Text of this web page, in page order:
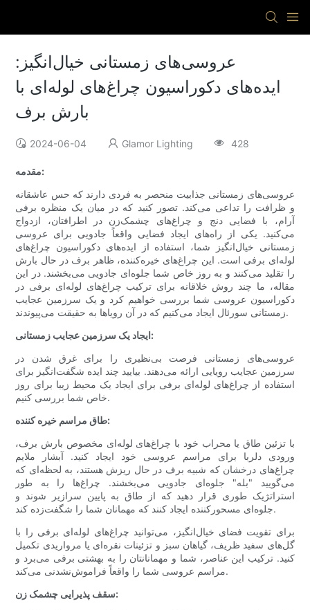
عروسی‌های زمستانی خیال‌انگیز:
ایده‌های دکوراسیون چراغ‌های لوله‌ای با
بارش برف
2024-06-04 Glamor Lighting 428
مقدمه:
عروسی‌های زمستانی جذابیت منحصر به فردی دارند که حس عاشقانه
و ظرافت را تداعی می‌کند. تصور کنید که در میان یک منظره برفی
آرام، با فضایی دنج و چراغ‌های چشمک‌زن در اطرافتان، ازدواج
می‌کنید. یکی از راه‌های ایجاد فضایی واقعاً جادویی برای عروسی
زمستانی خیال‌انگیز شما، استفاده از ایده‌های دکوراسیون چراغ‌های
لوله‌ای برفی است. این چراغ‌های خیره‌کننده، ظاهر برف در حال بارش
را تقلید می‌کنند و به روز خاص شما جلوه‌ای جادویی می‌بخشند. در این
مقاله، ما چند روش خلاقانه برای ترکیب چراغ‌های لوله‌ای برفی در
دکوراسیون عروسی شما بررسی خواهیم کرد و یک سرزمین عجایب
زمستانی سورئال ایجاد می‌کنیم که در آن رویاها به حقیقت می‌پیوندند.
ایجاد یک سرزمین عجایب زمستانی:
عروسی‌های زمستانی فرصت بی‌نظیری را برای غرق شدن در
سرزمین عجایب رویایی ارائه می‌دهند. بیایید چند ایده شگفت‌انگیز برای
استفاده از چراغ‌های لوله‌ای برفی برای ایجاد یک محیط زیبا برای روز
خاص شما بررسی کنیم.
طاق مراسم خیره کننده:
با تزئین طاق یا محراب خود با چراغ‌های لوله‌ای مخصوص بارش برف،
ورودی دلربا برای مراسم عروسی خود ایجاد کنید. آبشار ملایم
چراغ‌های درخشان که شبیه برف در حال ریزش هستند، به لحظه‌ای که
می‌گویید "بله" جلوه‌ای جادویی می‌بخشند. چراغ‌ها را به طور
استراتژیک طوری قرار دهید که از طاق به پایین سرازیر شوند و
جلوه‌ای مسحورکننده ایجاد کنند که مهمانان شما را شگفت‌زده کند.
برای تقویت فضای خیال‌انگیز، می‌توانید چراغ‌های لوله‌ای برفی را با
گل‌های سفید ظریف، گیاهان سبز و تزئینات نقره‌ای یا مرواریدی تکمیل
کنید. ترکیب این عناصر، شما و مهمانانتان را به بهشتی برفی می‌برد و
مراسم عروسی شما را واقعاً فراموش‌نشدنی می‌کند.
سقف پذیرایی چشمک زن: